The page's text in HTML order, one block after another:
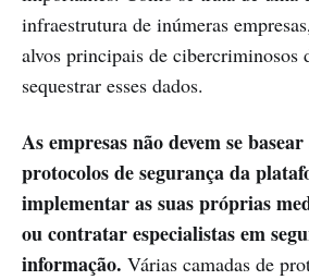
infraestrutura de inúmeras
alvos principais de cibercriminosos
sequestrar esses dados.
As empresas não devem se
protocolos de segurança da
implementar as suas próprias
ou contratar especialistas em
informação. Várias camadas de